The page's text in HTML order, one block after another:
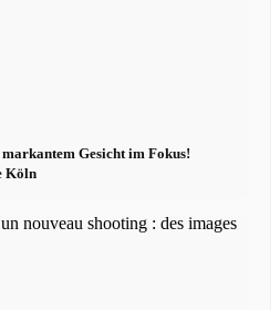
Gesicht im Fokus!
Köln